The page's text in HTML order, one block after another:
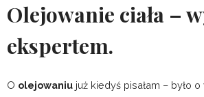
Olejowanie ciała –
ekspertem.
O olejowaniu już kiedyś pisałam – było